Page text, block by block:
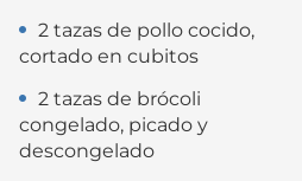
2 tazas de pollo cocido,
cortado en cubitos
2 tazas de brócoli
congelado, picado y
descongelado